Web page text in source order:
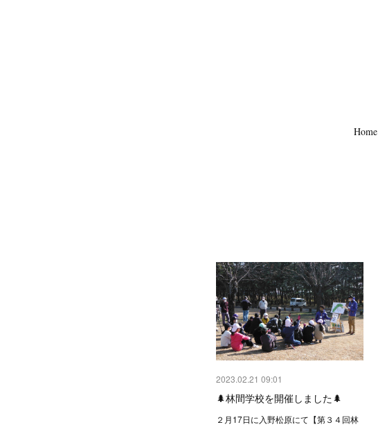
Home
2023.02.21 09:01
🌲林間学校を開催しました🌲
２月17日に入野松原にて【第３４回林